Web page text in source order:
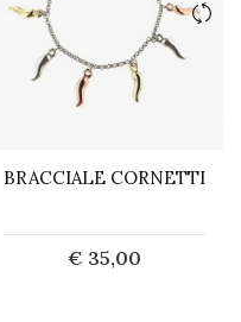
BRACCIALE CORNETTI
€ 35,00